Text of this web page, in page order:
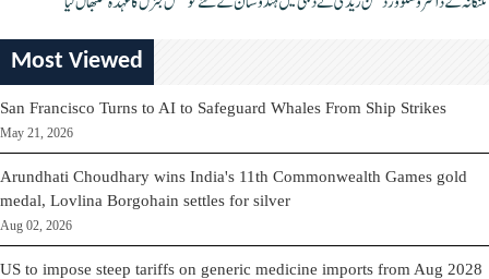
Most Viewed
San Francisco Turns to AI to Safeguard Whales From Ship Strikes
May 21, 2026
Arundhati Choudhary wins India's 11th Commonwealth Games gold
medal, Lovlina Borgohain settles for silver
Aug 02, 2026
US to impose steep tariffs on generic medicine imports from Aug 2028